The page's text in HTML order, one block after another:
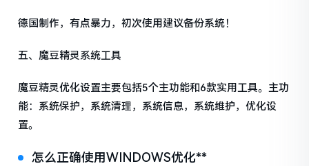
德国制作，有点暴力，初次使用建议备份系统！
五、魔豆精灵系统工具
魔豆精灵优化设置主要包括5个主功能和6款实用工具。主功
能：系统保护，系统清理，系统信息，系统维护，优化设
置。
怎么正确使用WINDOWS优化**